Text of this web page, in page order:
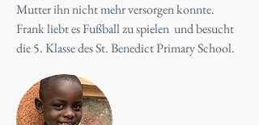
Mutter ihn nicht mehr versorgen konnte.
Frank liebt es Fußball zu spielen und besucht
die 5. Klasse des St. Benedict Primary School.